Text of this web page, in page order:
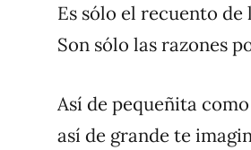
Es sólo el recuento de
Son sólo las razones
Así de pequeñita
así de grande te